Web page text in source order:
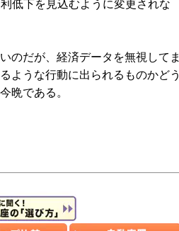
低下を見込むように変更されな
のだが、経済データを無視してま
ような行動に出られるものかどう
晩である。